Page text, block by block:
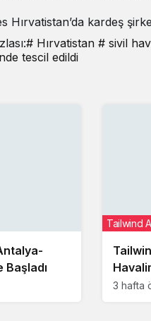
# Hırvatistan # sivil
tescil edildi
Tailwind
3 hafta